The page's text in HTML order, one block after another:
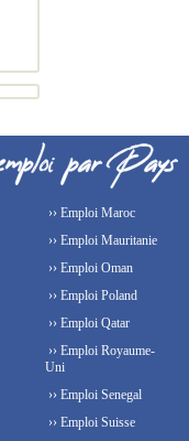
›› Emploi Maroc
›› Emploi Mauritanie
›› Emploi Oman
›› Emploi Poland
›› Emploi Qatar
›› Emploi Royaume-
Uni
›› Emploi Senegal
›› Emploi Suisse